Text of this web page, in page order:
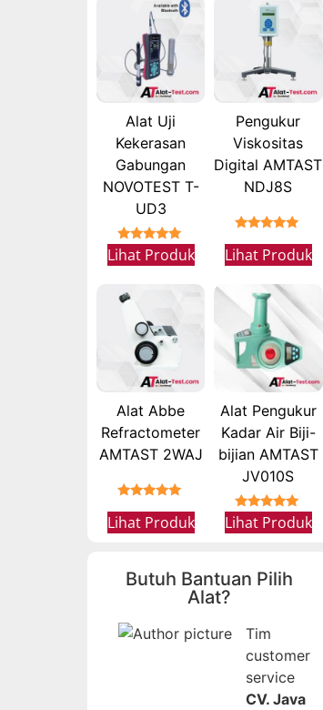
Alat Uji
Kekerasan
Gabungan
NOVOTEST T-
UD3
★★★★★
Lihat Produk
Pengukur
Viskositas
Digital AMTAST
NDJ8S
Lihat Produk
Alat Abbe
Refractometer
AMTAST 2WAJ
Lihat Produk
Alat Pengukur
Kadar Air Biji-
bijian AMTAST
JV010S
★★★★★
Lihat Produk
Butuh Bantuan Pilih
Alat?
Tim
customer
service
CV. Java